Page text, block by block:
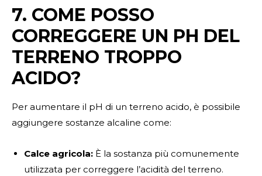
7. COME POSSO
CORREGGERE UN PH DEL
TERRENO TROPPO
ACIDO?
Per aumentare il pH di un terreno acido, è possibile
aggiungere sostanze alcaline come:
Calce agricola: È la sostanza più comunemente
utilizzata per correggere l’acidità del terreno.